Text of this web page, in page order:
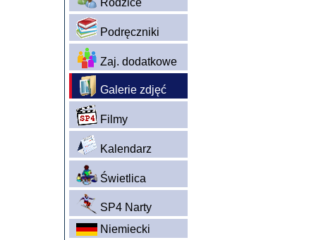
Podręczniki
Zaj. dodatkowe
Galerie zdjęć
Filmy
Kalendarz
Świetlica
SP4 Narty
Niemiecki